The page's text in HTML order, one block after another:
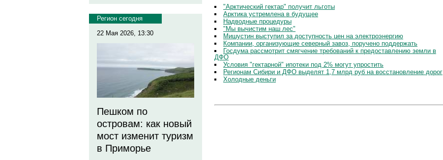
Регион сегодня
22 Мая 2026, 13:30
Пешком по
островам: как новый
мост изменит туризм
в Приморье
"Арктический гектар" получит льготы
Арктика устремлена в будущее
Надводные процедуры
"Мы вычистим наш лес"
Мишустин выступил за доступность цен на электроэнергию
Компании, организующие северный завоз, поручено поддержать
Госдума рассмотрит смягчение требований к предоставлению земли в
ДФО
Условия "гектарной" ипотеки под 2% могут упростить
Регионам Сибири и ДФО выделят 1,7 млрд руб на восстановление дорог
Холодные деньги